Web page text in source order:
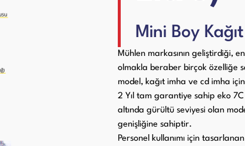
Mini Boy
Mühlen markasının geliştirdiği,
olmakla beraber birçok özelliğe
model, kağıt imha ve cd imha
2 Yıl tam garantiye sahip eko
altında gürültü seviyesi olan
genişliğine sahiptir.
Personel kullanımı için